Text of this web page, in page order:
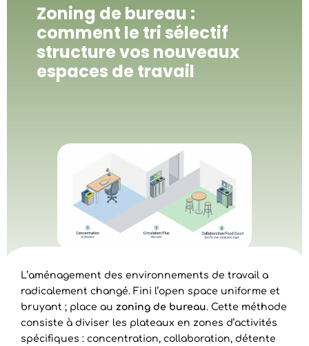
Zoning de bureau :
comment le tri sélectif
structure vos nouveaux
espaces de travail
L’aménagement des environnements de travail a
radicalement changé. Fini l’open space uniforme et
bruyant ; place au zoning de bureau. Cette méthode
consiste à diviser les plateaux en zones d’activités
spécifiques : concentration, collaboration, détente